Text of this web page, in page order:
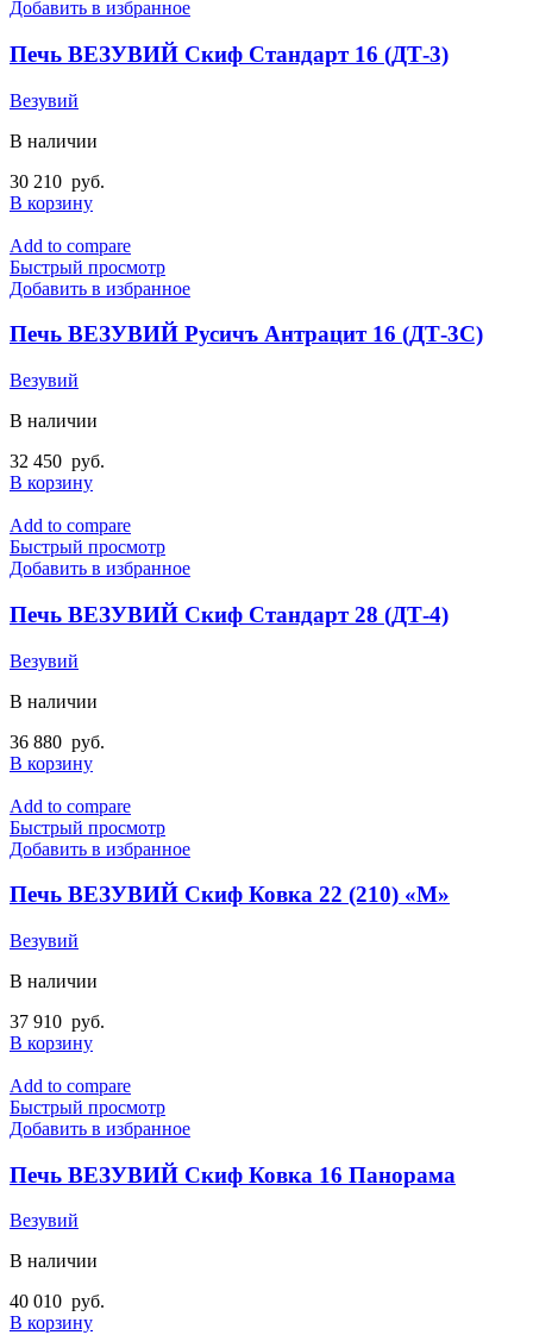
Добавить в избранное
Печь ВЕЗУВИЙ Скиф Стандарт 16 (ДТ-3)
Везувий
В наличии
30 210 руб.
В корзину
Add to compare
Быстрый просмотр
Добавить в избранное
Печь ВЕЗУВИЙ Русичъ Антрацит 16 (ДТ-3С)
Везувий
В наличии
32 450 руб.
В корзину
Add to compare
Быстрый просмотр
Добавить в избранное
Печь ВЕЗУВИЙ Скиф Стандарт 28 (ДТ-4)
Везувий
В наличии
36 880 руб.
В корзину
Add to compare
Быстрый просмотр
Добавить в избранное
Печь ВЕЗУВИЙ Скиф Ковка 22 (210) «М»
Везувий
В наличии
37 910 руб.
В корзину
Add to compare
Быстрый просмотр
Добавить в избранное
Печь ВЕЗУВИЙ Скиф Ковка 16 Панорама
Везувий
В наличии
40 010 руб.
В корзину